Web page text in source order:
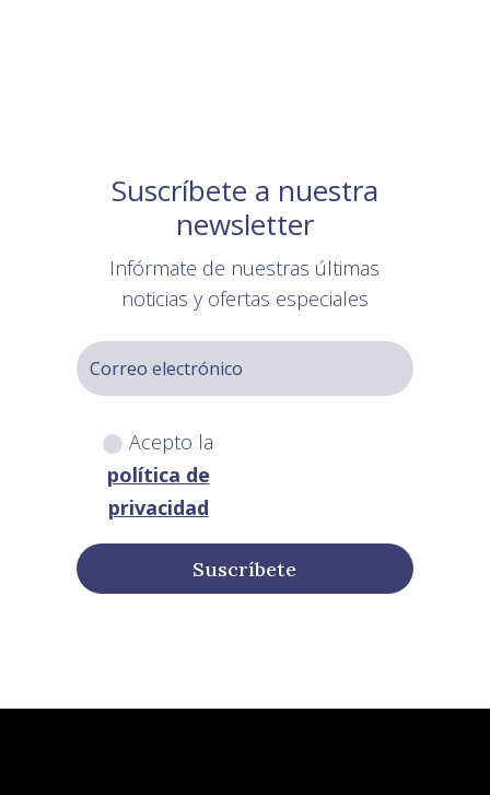
Suscríbete a nuestra
newsletter
Infórmate de nuestras últimas
noticias y ofertas especiales
Acepto la
política de
privacidad
Suscríbete